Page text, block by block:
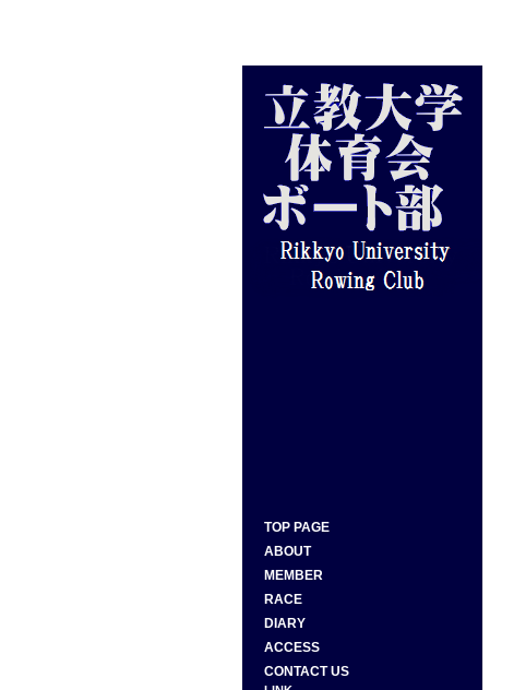
TOP PAGE
ABOUT
MEMBER
RACE
DIARY
ACCESS
CONTACT US